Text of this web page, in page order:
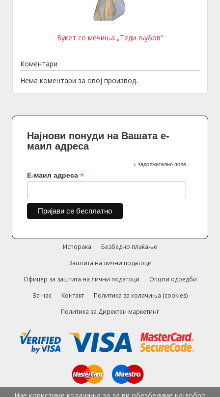
Букет со мечиња „Теди љубов“
Коментари
Нема коментари за овој производ.
Најнови понуди на Вашата е-
маил адреса
* задолжително поле
Е-маил адреса *
Испорака
Безбедно плаќање
Заштита на лични податоци
Офицер за заштита на лични податоци
Општи одредби
За нас
Контакт
Политика за колачиња (cookies)
Политика за Директен маркетинг